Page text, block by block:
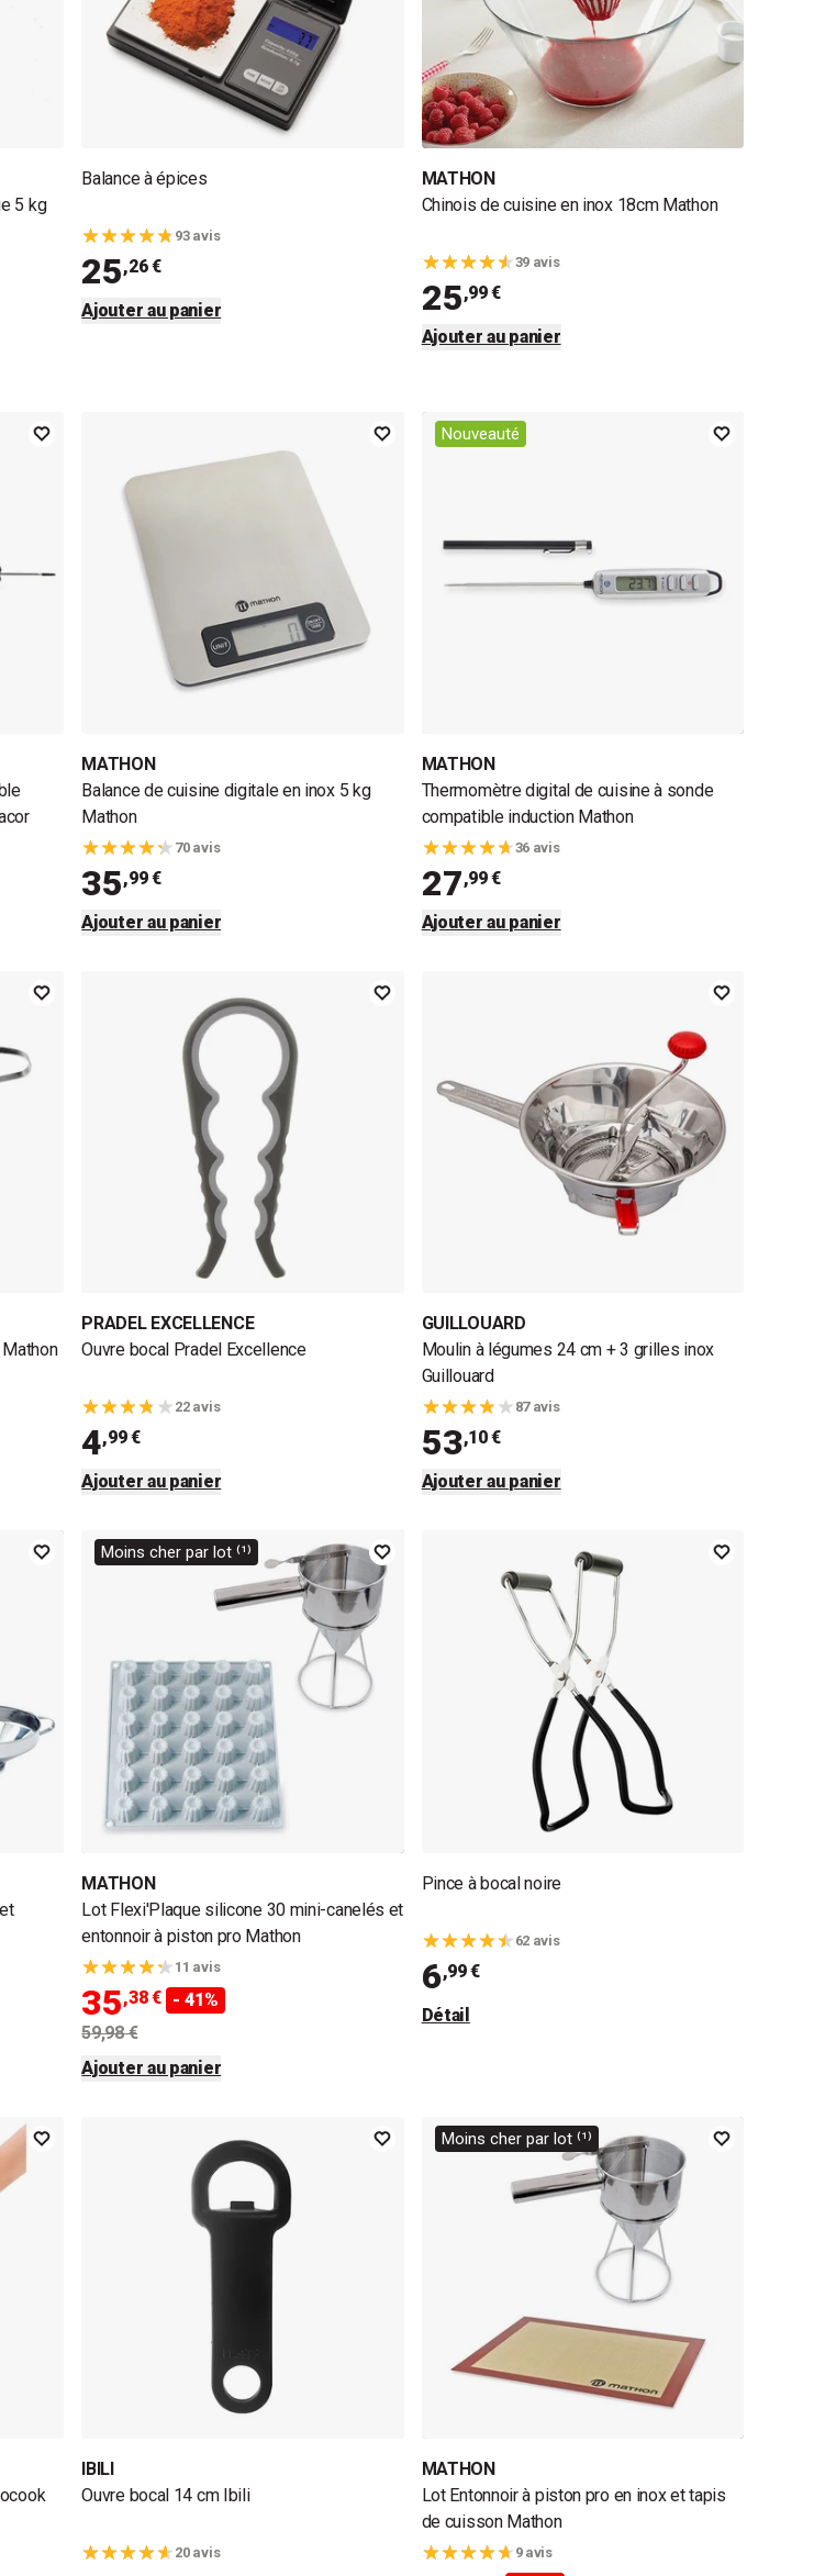
5 kg
Balance à épices
93 avis
25,26 €
Ajouter au panier
MATHON
Chinois de cuisine en inox 18cm Mathon
39 avis
25,99 €
Ajouter au panier
MATHON
Balance de cuisine digitale en inox 5 kg
Mathon
70 avis
35,99 €
Ajouter au panier
Nouveauté
MATHON
Thermomètre digital de cuisine à sonde
compatible induction Mathon
36 avis
27,99 €
Ajouter au panier
PRADEL EXCELLENCE
Ouvre bocal Pradel Excellence
22 avis
4,99 €
Ajouter au panier
GUILLOUARD
Moulin à légumes 24 cm + 3 grilles inox
Guillouard
87 avis
53,10 €
Ajouter au panier
Moins cher par lot ⁽¹⁾
MATHON
Lot Flexi'Plaque silicone 30 mini-canelés et
entonnoir à piston pro Mathon
11 avis
35,38 € - 41%
59,98 €
Ajouter au panier
Pince à bocal noire
62 avis
6,99 €
Détail
IBILI
Ouvre bocal 14 cm Ibili
20 avis
Moins cher par lot ⁽¹⁾
MATHON
Lot Entonnoir à piston pro en inox et tapis
de cuisson Mathon
9 avis